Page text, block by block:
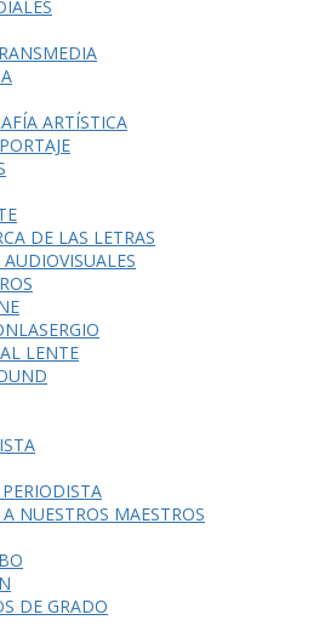
ARTÍSTICA
DE LAS LETRAS
LENTE
NUESTROS MAESTROS
DE GRADO